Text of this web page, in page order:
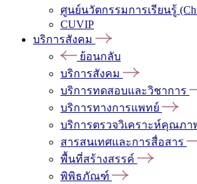
ศูนย์นวัตกรรมการเรียนรู้
CUVIP
บริการสังคม
ย้อนกลับ
บริการสังคม
บริการทดสอบและวิชาการ
บริการทางการแพทย์
บริการตรวจวิเคราะห์คุณภา
สารสนเทศและการสื่อสาร
พื้นที่สร้างสรรค์
พิพิธภัณฑ์